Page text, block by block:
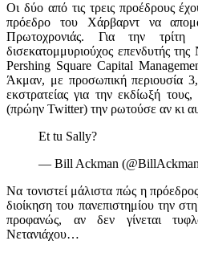
Οι δύο από τις τρεις προέδρους
πρόεδρο του Χάρβαρντ να
Πρωτοχρονιάς. Για την
δισεκατομμυριούχος επενδυτής της
Pershing Square Capital
Άκμαν, με προσωπική περιουσία
εκστρατείας για την εκδίωξή
(πρώην Twitter) την ρωτούσε αν κι
Et tu Sally?
— Bill Ackman
Να τονιστεί μάλιστα πώς η
διοίκηση του πανεπιστημίου την
προφανώς, αν δεν γίνεται
Νετανιάχου…